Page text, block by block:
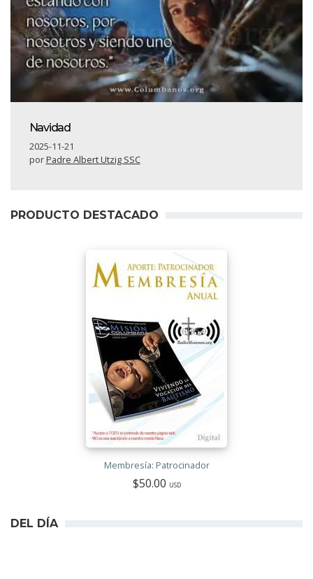
Navidad
2025-11-21
porPadre Albert Utzig SSC
PRODUCTO DESTACADO
Membresía: Patrocinador
$50.00 USD
DEL DÍA